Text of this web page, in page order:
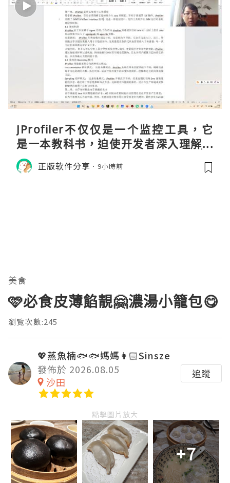
JProfiler不仅仅是一个监控工具，它
是一本教科书，迫使开发者深入理解JV
M的内存模型、垃圾回收机制和并发原
理。通过直观的可视化数据，它将抽象
正版软件分享 9小時前
美食
🩷必食皮薄餡靚🤗濃湯小籠包😋
瀏覽次數:245
💖蒸魚楠🐟🐟媽媽👩🏻Sinsze
發佈於 2026.08.05
沙田
追蹤
點擊圖片放大
+7